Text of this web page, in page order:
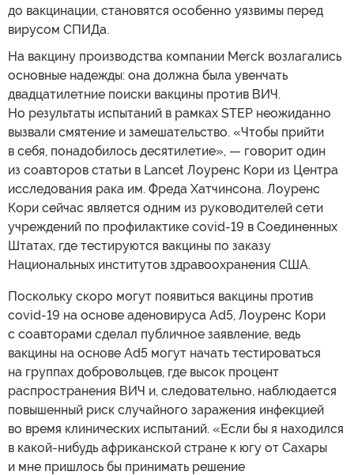
до вакцинации, становятся особенно уязвимы перед
вирусом СПИДа.
На вакцину производства компании Merck возлагались
основные надежды: она должна была увенчать
двадцатилетние поиски вакцины против ВИЧ.
Но результаты испытаний в рамках STEP неожиданно
вызвали смятение и замешательство. «Чтобы прийти
в себя, понадобилось десятилетие», — говорит один
из соавторов статьи в Lancet Лоуренс Кори из Центра
исследования рака им. Фреда Хатчинсона. Лоуренс
Кори сейчас является одним из руководителей сети
учреждений по профилактике covid-19 в Соединенных
Штатах, где тестируются вакцины по заказу
Национальных институтов здравоохранения США.
Поскольку скоро могут появиться вакцины против
covid-19 на основе аденовируса Ad5, Лоуренс Кори
с соавторами сделал публичное заявление, ведь
вакцины на основе Ad5 могут начать тестироваться
на группах добровольцев, где высок процент
распространения ВИЧ и, следовательно, наблюдается
повышенный риск случайного заражения инфекцией
во время клинических испытаний. «Если бы я находился
в какой-нибудь африканской стране к югу от Сахары
и мне пришлось бы принимать решение